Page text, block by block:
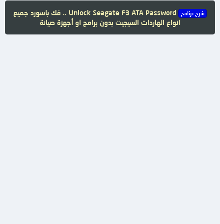
ل
ا
ل
د
ه
د
شرح برنامج
Unlock Seagate F3 ATA Password .. فك باسورد جميع
انواع الهاردات السيجيت بدون برامج او أجهزة صيانة